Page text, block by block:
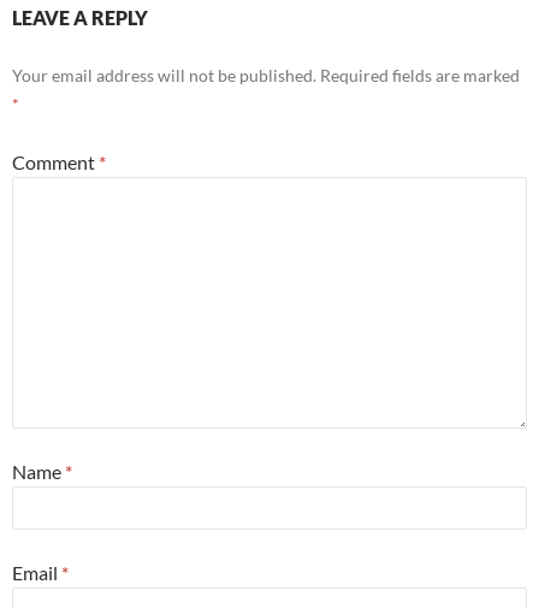
LEAVE A REPLY
Your email address will not be published. Required fields are marked
*
Comment *
Name *
Email *